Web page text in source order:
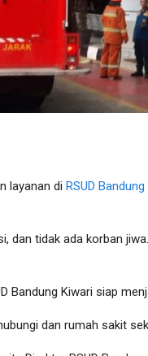
layanan di RSUD
dan tidak ada korban
Bandung Kiwari siap
dan rumah sakit